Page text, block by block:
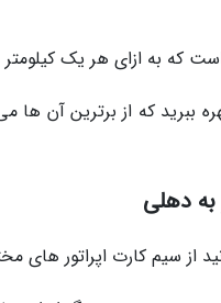
دهلی
از سیم کارت اپراتور های